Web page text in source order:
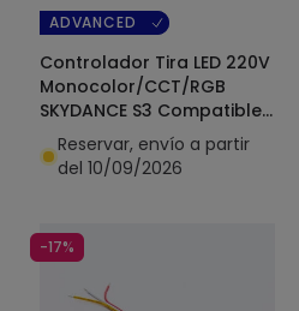
ADVANCED
Controlador Tira LED 220V
Monocolor/CCT/RGB
SKYDANCE S3 Compatible
con Pulsador y Mando RF
Reservar, envío a partir
del 10/09/2026
-17%